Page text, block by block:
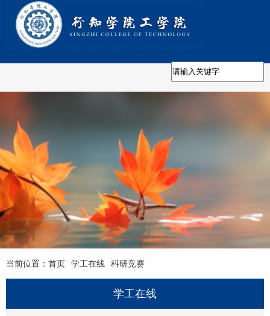
当前位置： 首页 学工在线 科研竞赛
学工在线